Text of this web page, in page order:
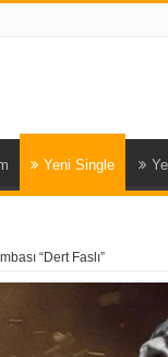
Yeni Single
“Dert Faslı”